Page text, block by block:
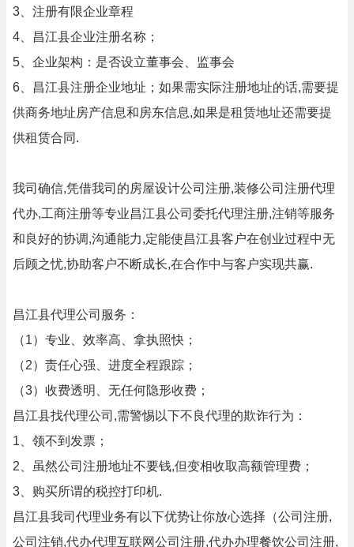
3、注册有限企业章程
4、昌江县企业注册名称；
5、企业架构：是否设立董事会、监事会
6、昌江县注册企业地址；如果需实际注册地址的话,需要提
供商务地址房产信息和房东信息,如果是租赁地址还需要提
供租赁合同.
我司确信,凭借我司的房屋设计公司注册,装修公司注册代理
代办,工商注册等专业昌江县公司委托代理注册,注销等服务
和良好的协调,沟通能力,定能使昌江县客户在创业过程中无
后顾之忧,协助客户不断成长,在合作中与客户实现共赢.
昌江县代理公司服务：
（1）专业、效率高、拿执照快；
（2）责任心强、进度全程跟踪；
（3）收费透明、无任何隐形收费；
昌江县找代理公司,需警惕以下不良代理的欺诈行为：
1、领不到发票；
2、虽然公司注册地址不要钱,但变相收取高额管理费；
3、购买所谓的税控打印机.
昌江县我司代理业务有以下优势让你放心选择（公司注册,
公司注销,代办代理互联网公司注册,代办办理餐饮公司注册,